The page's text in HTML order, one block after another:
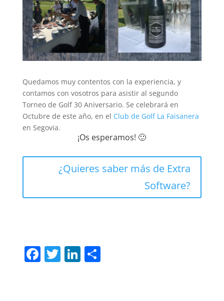
Quedamos muy contentos con la experiencia, y
contamos con vosotros para asistir al segundo
Torneo de Golf 30 Aniversario. Se celebrará en
Octubre de este año, en el Club de Golf La Faisanera
en Segovia.
¡Os esperamos! 🙂
¿Quieres saber más de Extra
Software?
F T Li C